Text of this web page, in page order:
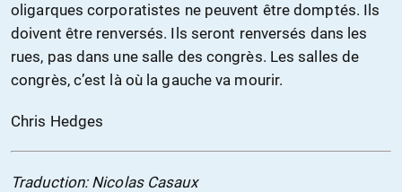
oligarques corporatistes ne peuvent être domptés. Ils
doivent être renversés. Ils seront renversés dans les
rues, pas dans une salle des congrès. Les salles de
congrès, c’est là où la gauche va mourir.
Chris Hedges
Traduction: Nicolas Casaux